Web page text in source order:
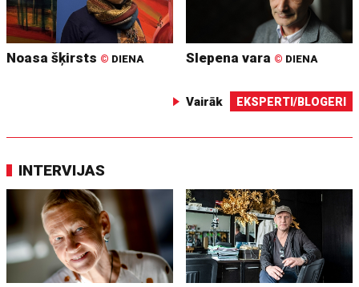
Noasa šķirsts © DIENA Slepena vara © DIENA
Vairāk EKSPERTI/BLOGERI
INTERVIJAS